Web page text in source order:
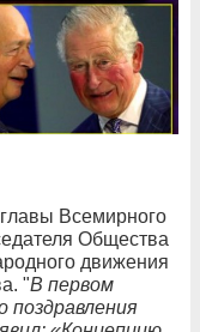
Всемирного
Общества
движения
"В первом
поздравления